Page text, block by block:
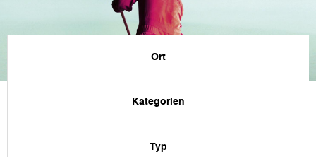
Ort
Kategorien
Typ